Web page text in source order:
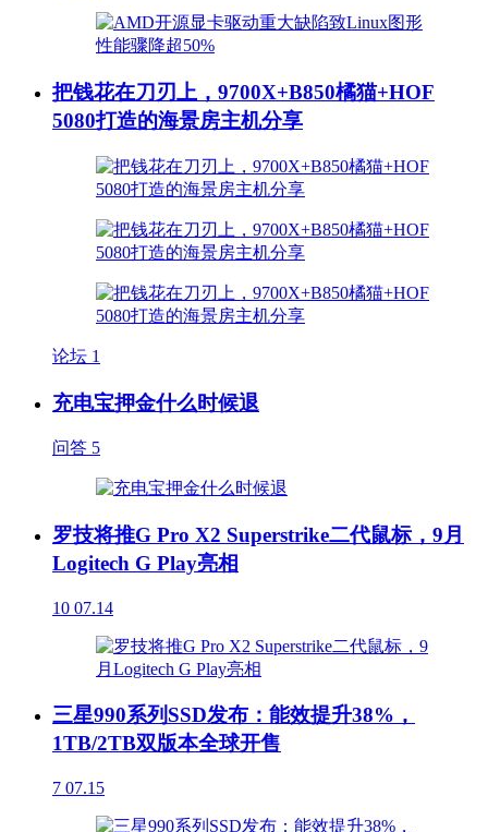
把钱花在刀刃上，9700X+B850橘猫+HOF
5080打造的海景房主机分享
论坛 1
充电宝押金什么时候退
问答 5
罗技将推G Pro X2 Superstrike二代鼠标，9月
Logitech G Play亮相
10 07.14
三星990系列SSD发布：能效提升38%，
1TB/2TB双版本全球开售
7 07.15